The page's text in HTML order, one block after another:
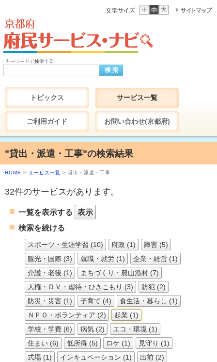
トピックス サービス一覧
ご利用ガイド お問い合わせ(京都府)
"貸出・派遣・工事"の検索結果
HOME > サービス一覧 > 貸出・派遣・工事
32件のサービスがあります。
一覧を表示する
表示
検索を続ける
スポーツ・生涯学習 (10) 府政 (1)
障害 (5)
観光・国際 (3)
就職・就労 (1)
企業・経営 (1)
介護・老後 (1)
まちづくり・農山漁村 (7)
人権・ＤＶ・虐待・ひきこもり (3)
防犯 (2)
防災・災害 (1)
子育て (4)
食生活・暮らし (1)
ＮＰＯ・ボランティア (2)
起業 (1)
学校・学費 (6)
病気 (2)
エコ・環境 (1)
住まい (6)
低所得 (5) ロケ (1)
見守り (1)
式場 (1)
インキュベーション (1) 出前 (2)